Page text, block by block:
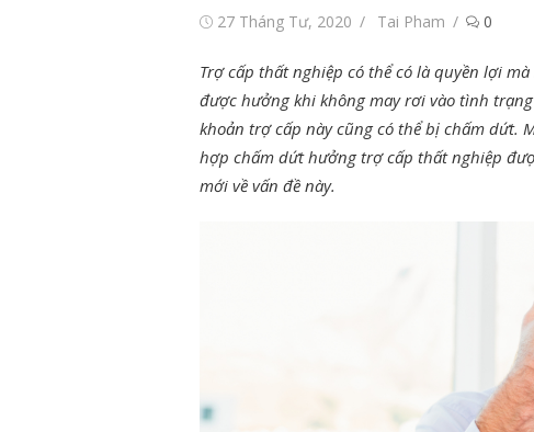
Đăng27 Tháng Tư, 2020
Tác
Tai Pham 0
Trợ cấp thất nghiệp có thể có là quyền lợi
được hưởng khi không may rơi vào tình
khoản trợ cấp này cũng có thể bị chấm dứt.
hợp chấm dứt hưởng trợ cấp thất nghiệp
mới về vấn đề này.